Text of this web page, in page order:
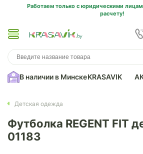
Работаем только с юридическими
расчету!
В наличии в МинскеKRASAVIK
Детская одежда
Футболка REGENT FIT
01183